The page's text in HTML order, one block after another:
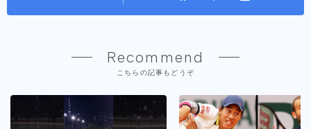
Recommend
こちらの記事もどうぞ